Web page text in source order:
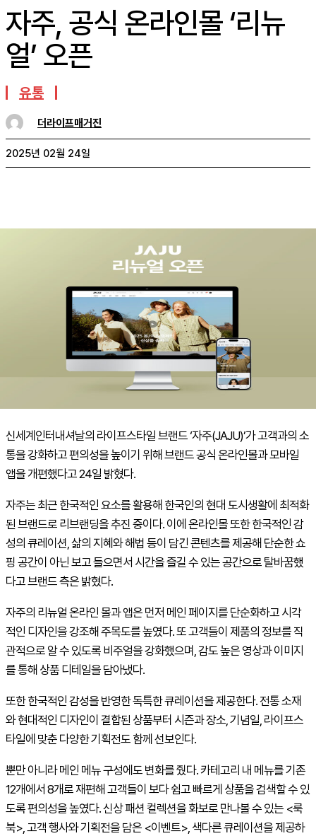
자주, 공식 온라인몰 ‘리뉴
얼’ 오픈
유통
더라이프매거진
2025년 02월 24일
신세계인터내셔날의 라이프스타일 브랜드 ‘자주(JAJU)’가 고객과의 소
통을 강화하고 편의성을 높이기 위해 브랜드 공식 온라인몰과 모바일
앱을 개편했다고 24일 밝혔다.
자주는 최근 한국적인 요소를 활용해 한국인의 현대 도시생활에 최적화
된 브랜드로 리브랜딩을 추진 중이다. 이에 온라인몰 또한 한국적인 감
성의 큐레이션, 삶의 지혜와 해법 등이 담긴 콘텐츠를 제공해 단순한 쇼
핑 공간이 아닌 보고 들으면서 시간을 즐길 수 있는 공간으로 탈바꿈했
다고 브랜드 측은 밝혔다.
자주의 리뉴얼 온라인 몰과 앱은 먼저 메인 페이지를 단순화하고 시각
적인 디자인을 강조해 주목도를 높였다. 또 고객들이 제품의 정보를 직
관적으로 알 수 있도록 비주얼을 강화했으며, 감도 높은 영상과 이미지
를 통해 상품 디테일을 담아냈다.
또한 한국적인 감성을 반영한 독특한 큐레이션을 제공한다. 전통 소재
와 현대적인 디자인이 결합된 상품부터 시즌과 장소, 기념일, 라이프스
타일에 맞춘 다양한 기획전도 함께 선보인다.
뿐만 아니라 메인 메뉴 구성에도 변화를 줬다. 카테고리 내 메뉴를 기존
12개에서 8개로 재편해 고객들이 보다 쉽고 빠르게 상품을 검색할 수 있
도록 편의성을 높였다. 신상 패션 컬렉션을 화보로 만나볼 수 있는 <룩
북>, 고객 행사와 기획전을 담은 <이벤트>, 색다른 큐레이션을 제공하